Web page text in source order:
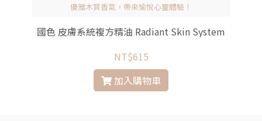
優雅木質香氣，帶來愉悅心靈體驗！
國色 皮膚系統複方精油 Radiant Skin System
NT$615
加入購物車